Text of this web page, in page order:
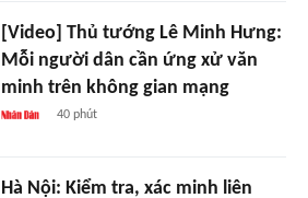
[Video] Thủ tướng Lê Minh Hưng:
Mỗi người dân cần ứng xử văn
minh trên không gian mạng
40 phút
Hà Nội: Kiểm tra, xác minh liên